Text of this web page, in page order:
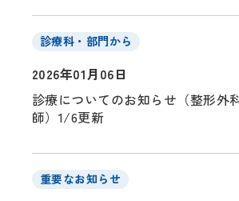
診療科・部門から
2026年01月06日
診療についてのお知らせ（整形外
師）1/6更新
重要なお知らせ